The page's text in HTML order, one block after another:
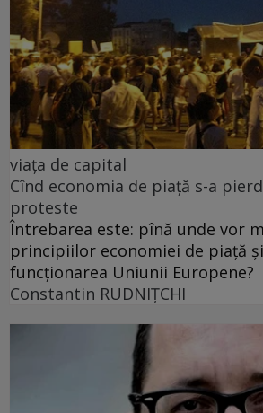
viața de capital
Cînd economia de piață s-a
proteste
Întrebarea este: pînă unde vor
principiilor economiei de piață
funcționarea Uniunii Europene?
Constantin RUDNIŢCHI